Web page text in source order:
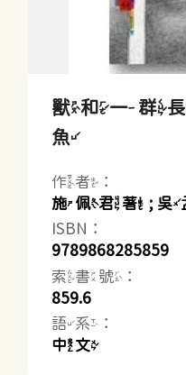
獸和一群
魚
作者：
施佩君著 ;
ISBN：
9789868285859
索書號：
859.6
語系：
中文